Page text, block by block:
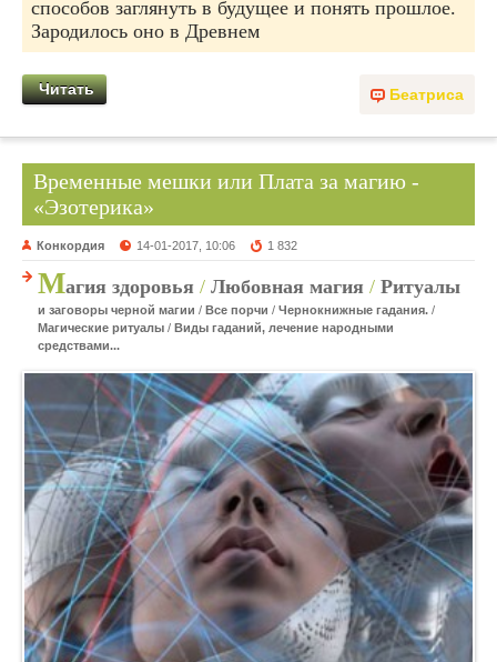
способов заглянуть в будущее и понять прошлое.
Зародилось оно в Древнем
Беатриса
Читать
Временные мешки или Плата за магию -
«Эзотерика»
Конкордия 14-01-2017, 10:06 1 832
Магия здоровья / Любовная магия / Ритуалы
и заговоры черной магии / Все порчи / Чернокнижные гадания. /
Магические ритуалы / Виды гаданий, лечение народными
средствами...